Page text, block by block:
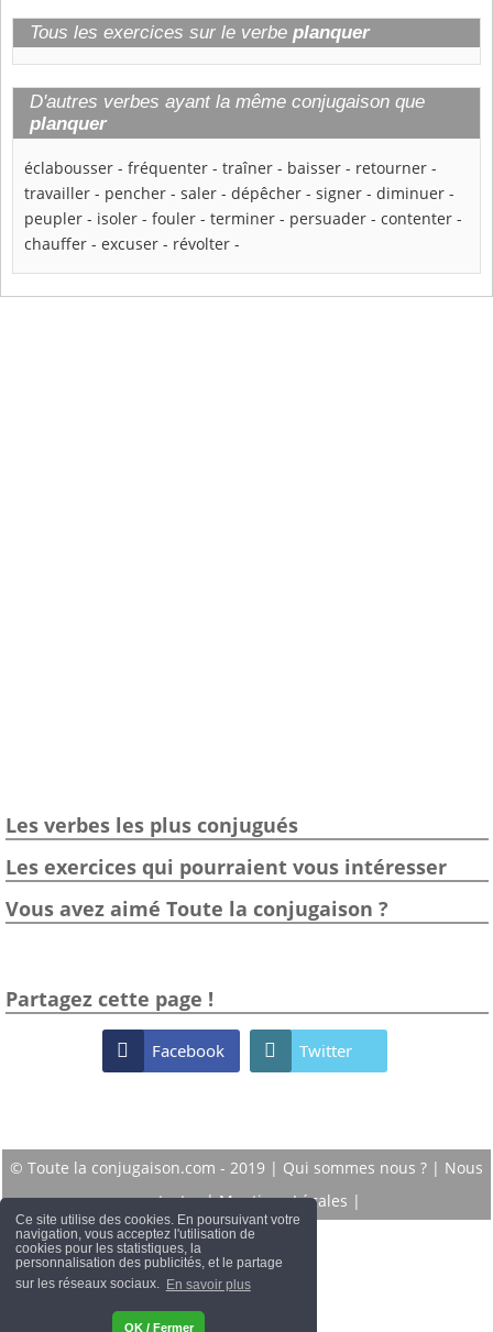
Ce site utilise des cookies. En poursuivant votre
navigation, vous acceptez l'utilisation de
cookies pour les statistiques, la
personnalisation des publicités, et le partage
sur les réseaux sociaux. En savoir plus
OK / Fermer
Tous les exercices sur le verbe planquer
D'autres verbes ayant la même conjugaison que
planquer
éclabousser - fréquenter - traîner - baisser - retourner -
travailler - pencher - saler - dépêcher - signer - diminuer -
peupler - isoler - fouler - terminer - persuader - contenter -
chauffer - excuser - révolter -
Les verbes les plus conjugués
Les exercices qui pourraient vous intéresser
Vous avez aimé Toute la conjugaison ?
Partagez cette page !
 Facebook  Twitter
© Toute la conjugaison.com - 2019 | Qui sommes nous ? | Nous
contacter|Mentions Légales |